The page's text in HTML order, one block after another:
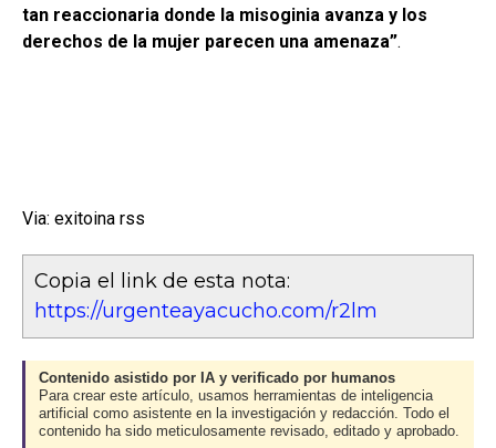
tan reaccionaria donde la misoginia avanza y los
derechos de la mujer parecen una amenaza”.
Via: exitoina rss
Copia el link de esta nota:
https://urgenteayacucho.com/r2lm
Contenido asistido por IA y verificado por humanos
Para crear este artículo, usamos herramientas de inteligencia
artificial como asistente en la investigación y redacción. Todo el
contenido ha sido meticulosamente revisado, editado y aprobado.